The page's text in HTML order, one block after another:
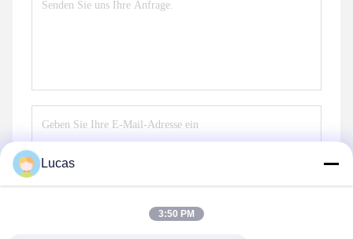
Senden
Lucas
3:50 PM